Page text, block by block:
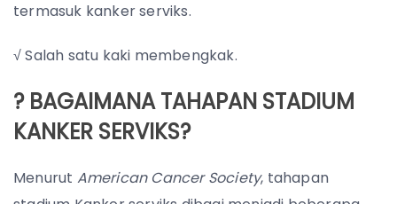
termasuk kanker serviks.
√ Salah satu kaki membengkak.
? BAGAIMANA TAHAPAN STADIUM
KANKER SERVIKS?
Menurut American Cancer Society, tahapan